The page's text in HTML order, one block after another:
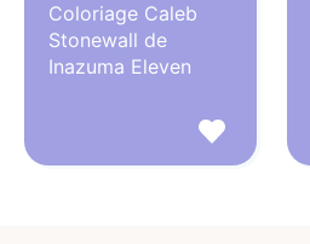
Coloriage Caleb
Stonewall de
Inazuma Eleven